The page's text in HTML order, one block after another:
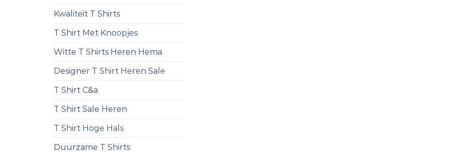
Kwaliteit T Shirts
T Shirt Met Knoopjes
Witte T Shirts Heren Hema
Designer T Shirt Heren Sale
T Shirt C&a
T Shirt Sale Heren
T Shirt Hoge Hals
Duurzame T Shirts